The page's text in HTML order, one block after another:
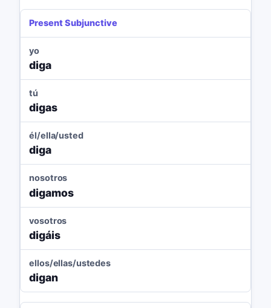
Present Subjunctive
yo
diga
tú
digas
él/ella/usted
diga
nosotros
digamos
vosotros
digáis
ellos/ellas/ustedes
digan